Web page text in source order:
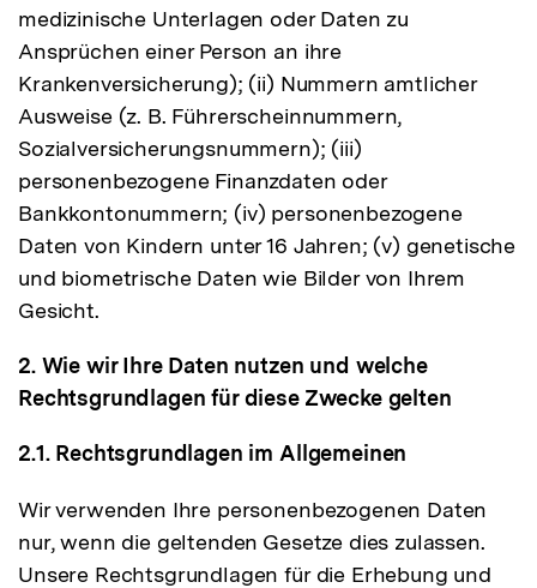
medizinische Unterlagen oder Daten zu
Ansprüchen einer Person an ihre
Krankenversicherung); (ii) Nummern amtlicher
Ausweise (z. B. Führerscheinnummern,
Sozialversicherungsnummern); (iii)
personenbezogene Finanzdaten oder
Bankkontonummern; (iv) personenbezogene
Daten von Kindern unter 16 Jahren; (v) genetische
und biometrische Daten wie Bilder von Ihrem
Gesicht.
2. Wie wir Ihre Daten nutzen und welche
Rechtsgrundlagen für diese Zwecke gelten
2.1. Rechtsgrundlagen im Allgemeinen
Wir verwenden Ihre personenbezogenen Daten
nur, wenn die geltenden Gesetze dies zulassen.
Unsere Rechtsgrundlagen für die Erhebung und